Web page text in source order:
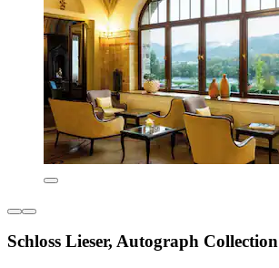
Schloss Lieser, Autograph Collection